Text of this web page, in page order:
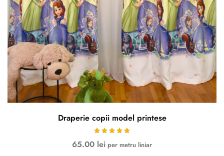
Draperie copii model printese
65.00 lei per metru liniar